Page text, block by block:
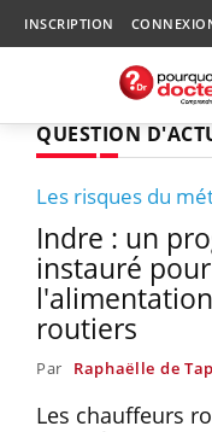
INSCRIPTION
QUESTION
Les risques du
Indre : un
instauré
routiers
Par Raphaëlle de
Les chauffeurs